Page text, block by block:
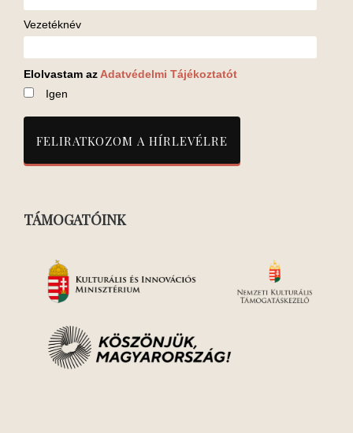
Vezetéknév
Elolvastam az Adatvédelmi Tájékoztatót
Igen
TÁMOGATÓINK